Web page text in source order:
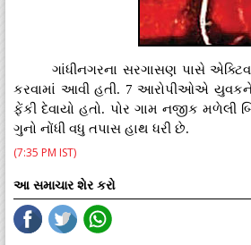
ગાંધીનગરના સરગાસણ પાસે
કરવામાં આવી હતી. 7 આરોપીઓએ યુવકને
ફેંકી દેવાયો હતો. પોર ગામ નજીક મળેલી
ગુનો નોંધી વધુ તપાસ હાથ ધરી છે.
(7:35 PM IST)
આ સમાચાર શેર કરો